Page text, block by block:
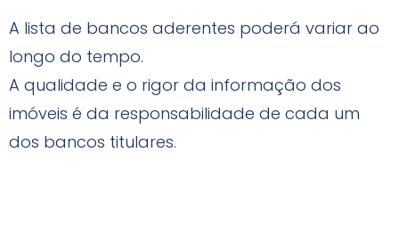
A lista de bancos aderentes poderá variar ao
longo do tempo.
A qualidade e o rigor da informação dos
imóveis é da responsabilidade de cada um
dos bancos titulares.